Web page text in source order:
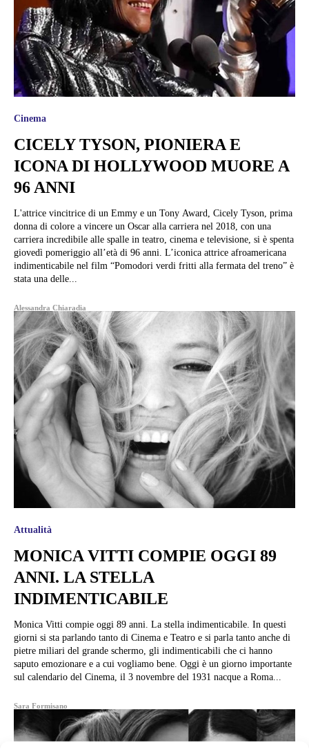
Cinema
CICELY TYSON, PIONIERA E
ICONA DI HOLLYWOOD MUORE A
96 ANNI
L'attrice vincitrice di un Emmy e un Tony Award, Cicely Tyson, prima
donna di colore a vincere un Oscar alla carriera nel 2018, con una
carriera incredibile alle spalle in teatro, cinema e televisione, si è spenta
giovedì pomeriggio all’età di 96 anni. L’iconica attrice afroamericana
indimenticabile nel film “Pomodori verdi fritti alla fermata del treno” è
stata una delle...
Alessandra Chiaradia
Attualità
MONICA VITTI COMPIE OGGI 89
ANNI. LA STELLA
INDIMENTICABILE
Monica Vitti compie oggi 89 anni. La stella indimenticabile. In questi
giorni si sta parlando tanto di Cinema e Teatro e si parla tanto anche di
pietre miliari del grande schermo, gli indimenticabili che ci hanno
saputo emozionare e a cui vogliamo bene. Oggi è un giorno importante
sul calendario del Cinema, il 3 novembre del 1931 nacque a Roma...
Sara Formisano